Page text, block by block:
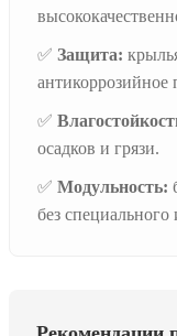
✅ Защита:
антикоррозийное
✅
осадков и грязи.
✅ Модульность:
без специального